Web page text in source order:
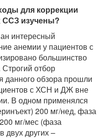
для коррекции
ССЗ изучены?
интересный
анемии у пациентов с
большинство
Строгий отбор
данного обзора прошли
с ХСН и ДЖ вне
В одном применялся
200 мг/нед, фаза
мг/мес (фаза
двух других –